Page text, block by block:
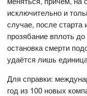
исключительно и
случае, после старта
прозябание вплоть
остановка смерти
удаётся лишь
Для справки:
год из 100 новых